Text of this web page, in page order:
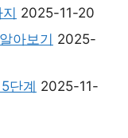
2025-11-20
아보기 2025-
단계 2025-11-